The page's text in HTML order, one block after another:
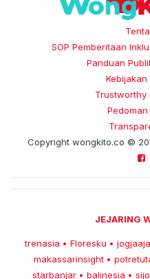
SOP Pemberitaan
Panduan
Kebijakan
Trustworthy
Copyright wongkito.co ©
JEJARING
trenasia • Floresku • jogjaaja
makassarinsight •
starbanjar • balinesia •